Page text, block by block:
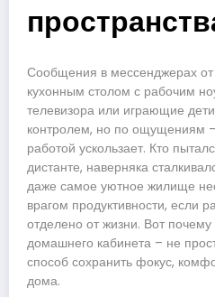
Сообщения в мессенджерах от
кухонным столом с рабочим
телевизора или играющие
контролем, но по ощущениям
работой ускользает. Кто
дистанте, наверняка
даже самое уютное жилище
врагом продуктивности, если
отделено от жизни. Вот почему
домашнего кабинета – не
способ сохранить фокус,
дома.